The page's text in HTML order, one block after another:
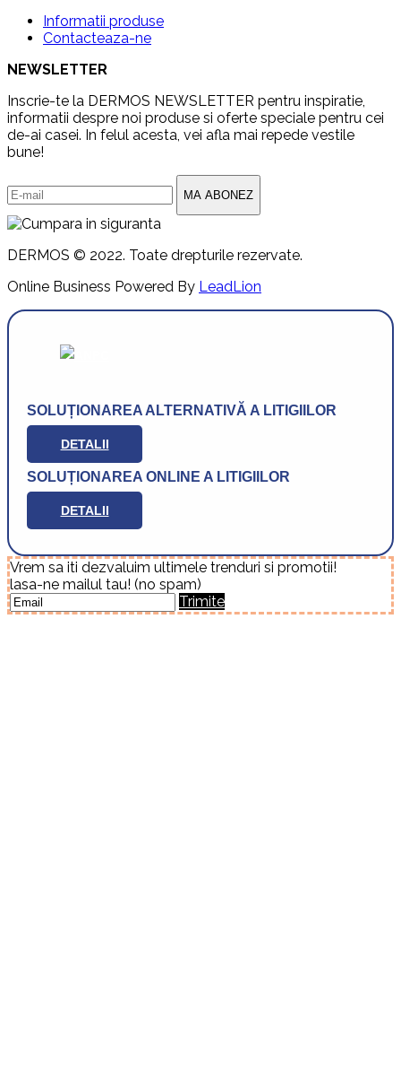
Informatii produse
Contacteaza-ne
NEWSLETTER
Inscrie-te la DERMOS NEWSLETTER pentru inspiratie,
informatii despre noi produse si oferte speciale pentru cei
de-ai casei. In felul acesta, vei afla mai repede vestile
bune!
MA ABONEZ
DERMOS © 2022. Toate drepturile rezervate.
Online Business Powered By LeadLion
SOLUȚIONAREA ALTERNATIVĂ A LITIGIILOR
DETALII
SOLUȚIONAREA ONLINE A LITIGIILOR
DETALII
Vrem sa iti dezvaluim ultimele trenduri si promotii!
lasa-ne mailul tau! (no spam)
Trimite